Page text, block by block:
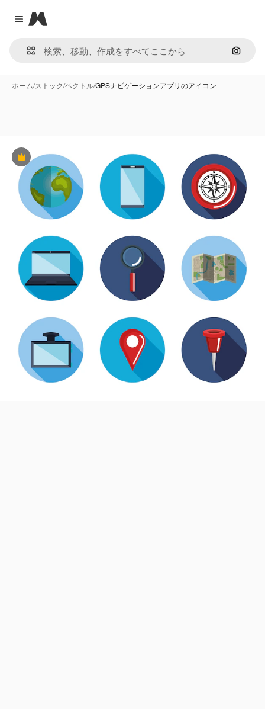
Close menu
Magnific
画像で
ホーム/ストック/ベクトル/GPSナビゲーションアプリのアイコン
Premium